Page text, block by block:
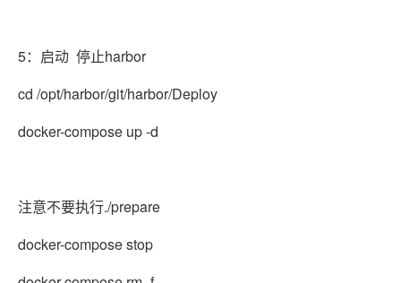
5：启动 停止harbor
cd /opt/harbor/git/harbor/Deploy
docker-compose up -d
注意不要执行./prepare
docker-compose stop